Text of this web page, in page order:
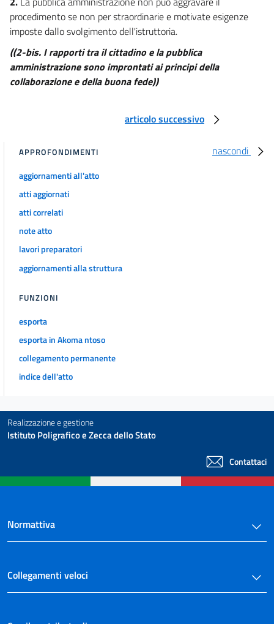
20
21
((CAPO IV-BIS
EFFICACIA ED INVALIDITÀ DEL PROVVEDIMENTO AMMINISTRATIVO.
REVOCA E RECESSO))
21 quinquies
21 sexies
21 septies
21 octies
21 novies
21 decies
CAPO V
24
DISPOSIZIONI FINALI
31
procedimento se non per straordinarie e motivate esigenze
imposte dallo svolgimento dell'istruttoria.
((2-bis. I rapporti tra il cittadino e la pubblica
amministrazione sono improntati ai principi della
collaborazione e della buona fede))
articolo successivo
nascondi
APPROFONDIMENTI
aggiornamenti all'atto
atti aggiornati
atti correlati
note atto
lavori preparatori
aggiornamenti alla struttura
FUNZIONI
esporta
esporta in Akoma ntoso
collegamento permanente
indice dell'atto
Realizzazione e gestione
Istituto Poligrafico e Zecca dello Stato
Contattaci
Normattiva
Collegamenti veloci